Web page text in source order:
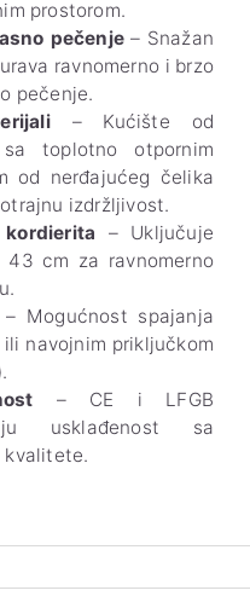
prostorom.
pečenje – Snažan
ravnomerno i brzo
pečenje.
– Kućište od
toplotno otpornim
od nerđajućeg čelika
izdržljivost.
– Uključuje
cm za ravnomerno
Mogućnost spajanja
navojnim priključkom
– CE i LFGB
usklađenost sa
kvalitete.